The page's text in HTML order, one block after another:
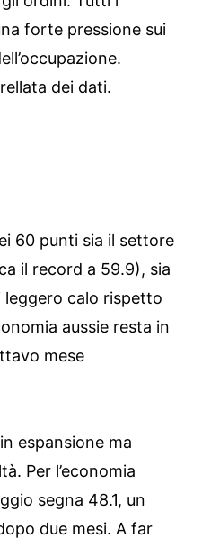
forte pressione sui
dei dati.
60 punti sia il settore
il record a 59.9), sia
calo rispetto
aussie resta in
mese
espansione ma
Per l’economia
segna 48.1, un
due mesi. A far